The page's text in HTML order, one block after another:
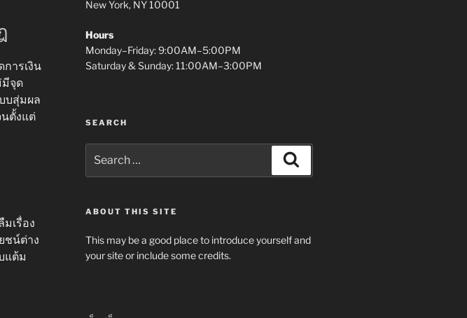
ารเงิน
มีจุด
บสุ่มผล
ตั้งแต่
เรื่อง
ชน์ต่าง
แต้ม
New York, NY 10001
Hours
Monday–Friday: 9:00AM–5:00PM
Saturday & Sunday: 11:00AM–3:00PM
SEARCH
for:
ABOUT THIS SITE
This may be a good place to introduce yourself and
your site or include some credits.